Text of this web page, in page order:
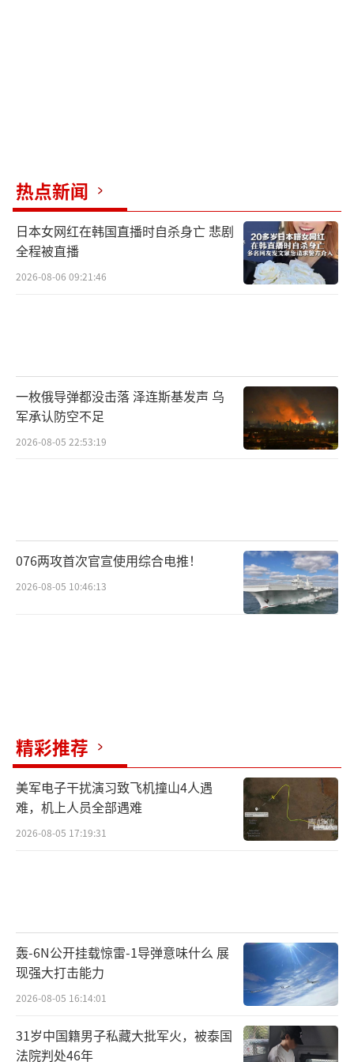
▲轰-6K实际上起到了“战略掩护”的作用
问题在于，哪怕美国空军已经一再降低要
求，但仍然赶不上美国工业的堕落速度。承包
商诺斯洛普因为当年在B-2A项目里的优秀表
现，给很多人留下良好印象。但实际上新批次F
飞已经比预期晚了两年时间，不生产原型机，
直接小批量试生产并测试的模式更是隐患巨大
（欧洲A-400M就深受其患），想要在2030年彻
而正如同歼-36和歼-50技术水平、发展速
度远超美国预期一样，中国隐身战略轰炸机在B
-21首飞之后，忽然像开了挂一样突飞猛进。以
目前资料相对较多，“战区”网站多次报道的
号也从“WZ-X”变成“马兰怪兽”。既然无人
版本都是这个水平，那么传说中原本对标B-2
A，后来发现性能还是不够，推倒重来的有人驾
热点新闻
日本女网红在韩国直播时自杀身亡 悲剧
全程被直播
2026-08-06 09:21:46
一枚俄导弹都没击落 泽连斯基发声 乌
军承认防空不足
2026-08-05 22:53:19
076两攻首次官宣使用综合电推！
2026-08-05 10:46:13
精彩推荐
美军电子干扰演习致飞机撞山4人遇
难，机上人员全部遇难
2026-08-05 17:19:31
轰-6N公开挂载惊雷-1导弹意味什么 展
现强大打击能力
2026-08-05 16:14:01
31岁中国籍男子私藏大批军火，被泰国
法院判处46年